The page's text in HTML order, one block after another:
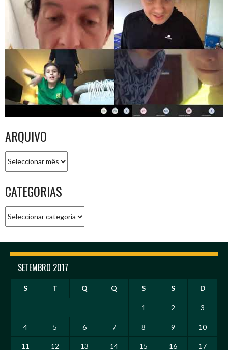
ARQUIVO
CATEGORIAS
SETEMBRO 2017
S T Q Q S S D
1 2 3
4 5 6 7 8 9 10
11 12 13 14 15 16 17